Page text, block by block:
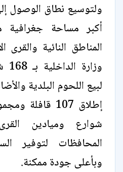
ولتوسيع نطاق الوصول
أكبر مساحة
المناطق النائية والقرى
لبيع اللحوم البلدية
إطلاق 107
شوارع وميادين
المحافظات لتوفير
وبأعلى جودة ممكنة.